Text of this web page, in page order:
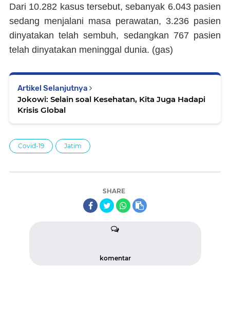
Dari 10.282 kasus tersebut, sebanyak 6.043 pasien
sedang menjalani masa perawatan, 3.236 pasien
dinyatakan telah sembuh, sedangkan 767 pasien
telah dinyatakan meninggal dunia. (gas)
Artikel Selanjutnya
Jokowi: Selain soal Kesehatan, Kita Juga Hadapi
Krisis Global
Covid-19 Jatim
SHARE
komentar